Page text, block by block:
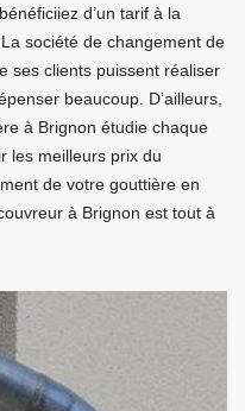
d’un tarif à la
société de changement de
ses clients puissent réaliser
beaucoup. D’ailleurs,
à Brignon étudie chaque
les meilleurs prix du
de votre gouttière en
à Brignon est tout à